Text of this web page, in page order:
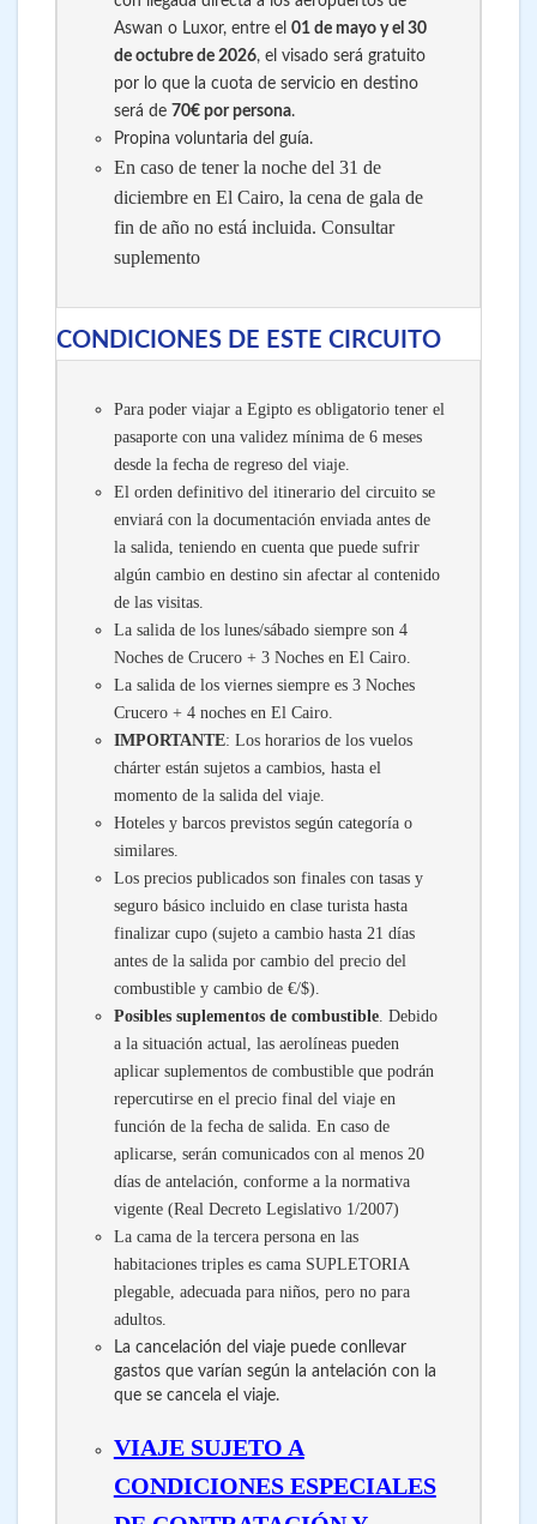
Aswan o Luxor, entre el 01 de mayo y el 30
de octubre de 2026, el visado será gratuito
por lo que la cuota de servicio en destino
será de 70€ por persona.
Propina voluntaria del guía.
En caso de tener la noche del 31 de
diciembre en El Cairo, la cena de gala de
fin de año no está incluida. Consultar
suplemento
CONDICIONES DE ESTE CIRCUITO
Para poder viajar a Egipto es obligatorio tener el
pasaporte con una validez mínima de 6 meses
desde la fecha de regreso del viaje.
El orden definitivo del itinerario del circuito se
enviará con la documentación enviada antes de
la salida, teniendo en cuenta que puede sufrir
algún cambio en destino sin afectar al contenido
de las visitas.
La salida de los lunes/sábado siempre son 4
Noches de Crucero + 3 Noches en El Cairo.
La salida de los viernes siempre es 3 Noches
Crucero + 4 noches en El Cairo.
IMPORTANTE: Los horarios de los vuelos
chárter están sujetos a cambios, hasta el
momento de la salida del viaje.
Hoteles y barcos previstos según categoría o
similares.
Los precios publicados son finales con tasas y
seguro básico incluido en clase turista hasta
finalizar cupo (sujeto a cambio hasta 21 días
antes de la salida por cambio del precio del
combustible y cambio de €/$).
Posibles suplementos de combustible. Debido
a la situación actual, las aerolíneas pueden
aplicar suplementos de combustible que podrán
repercutirse en el precio final del viaje en
función de la fecha de salida. En caso de
aplicarse, serán comunicados con al menos 20
días de antelación, conforme a la normativa
vigente (Real Decreto Legislativo 1/2007)
La cama de la tercera persona en las
habitaciones triples es cama SUPLETORIA
plegable, adecuada para niños, pero no para
adultos.
La cancelación del viaje puede conllevar
gastos que varían según la antelación con la
que se cancela el viaje.
VIAJE SUJETO A
CONDICIONES ESPECIALES